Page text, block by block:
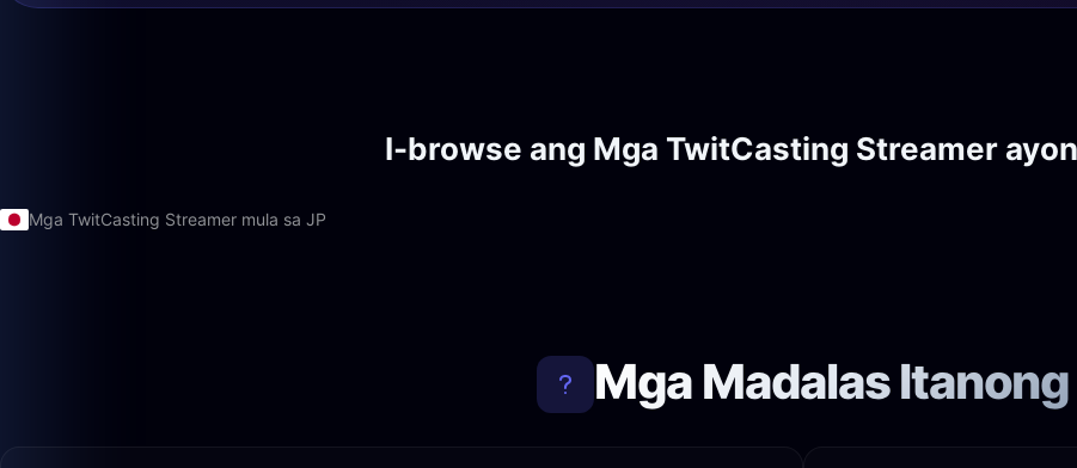
I-browse ang Mga TwitCasting Streamer
Mga TwitCasting Streamer mula sa JP
Mga Madalas Itanong